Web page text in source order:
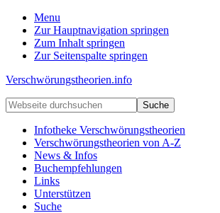
Menu
Zur Hauptnavigation springen
Zum Inhalt springen
Zur Seitenspalte springen
Verschwörungstheorien.info
Beiträge
zu
Merkmalen,
Funktionen
Risiken
konspirationistischen
Denkens
Webseite
durchsuchen
Infotheke Verschwörungstheorien
Verschwörungstheorien von A-Z
News & Infos
Buchempfehlungen
Links
Unterstützen
Suche